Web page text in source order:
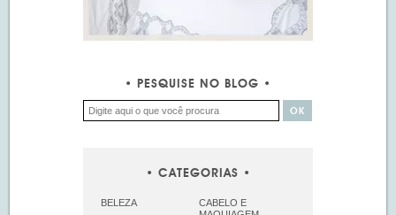
PESQUISE NO BLOG
CATEGORIAS
BELEZA
CABELO E